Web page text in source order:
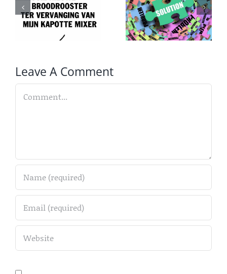
probleem
naar
druk,
druk
Leave A Comment